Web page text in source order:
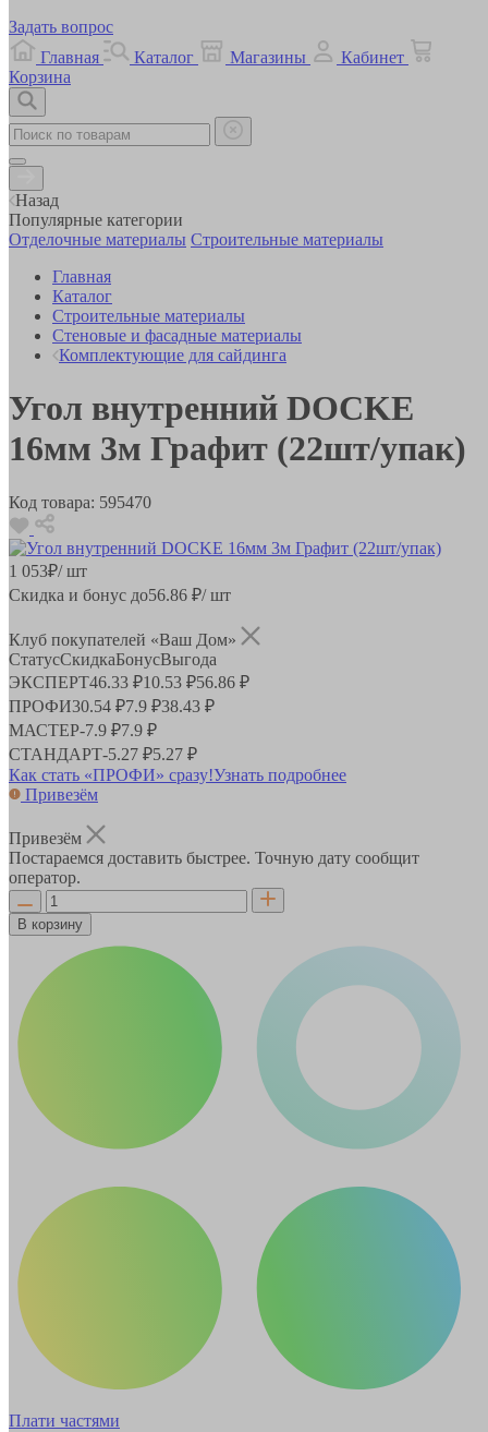
Задать вопрос
Главная
Каталог Магазины
Кабинет
Корзина
Назад
Популярные категории
Отделочные материалы Строительные материалы
Главная
Каталог
Строительные материалы
Стеновые и фасадные материалы
Комплектующие для сайдинга
Угол внутренний DOCKE
16мм 3м Графит (22шт/упак)
Код товара: 595470
1 053₽/ шт
Скидка и бонус до56.86 ₽/ шт
Клуб покупателей «Ваш Дом»
СтатусСкидкаБонусВыгода
ЭКСПЕРТ46.33 ₽10.53 ₽56.86 ₽
ПРОФИ30.54 ₽7.9 ₽38.43 ₽
МАСТЕР-7.9 ₽7.9 ₽
СТАНДАРТ-5.27 ₽5.27 ₽
Как стать «ПРОФИ» сразу!Узнать подробнее
Привезём
Привезём
Постараемся доставить быстрее. Точную дату сообщит
оператор.
В корзину
Плати частями